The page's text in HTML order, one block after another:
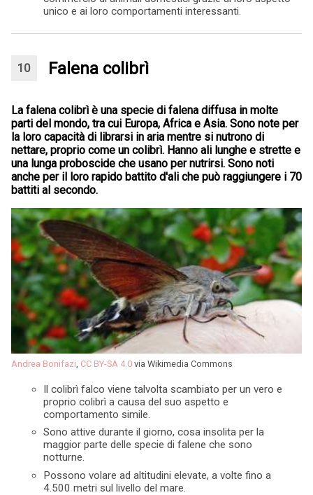
unico e ai loro comportamenti interessanti.
Falena colibrì
La falena colibrì è una specie di falena diffusa in molte
parti del mondo, tra cui Europa, Africa e Asia. Sono note per
la loro capacità di librarsi in aria mentre si nutrono di
nettare, proprio come un colibrì. Hanno ali lunghe e strette e
una lunga proboscide che usano per nutrirsi. Sono noti
anche per il loro rapido battito d'ali che può raggiungere i 70
battiti al secondo.
Andrea Bonifazi CC BY-SA 4.0 via Wikimedia Commons
Il colibrì falco viene talvolta scambiato per un vero e
proprio colibrì a causa del suo aspetto e
comportamento simile.
Sono attive durante il giorno, cosa insolita per la
maggior parte delle specie di falene che sono
notturne.
Possono volare ad altitudini elevate, a volte fino a
4.500 metri sul livello del mare.